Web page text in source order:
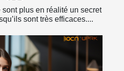
plus en réalité un secret
sont très efficaces....